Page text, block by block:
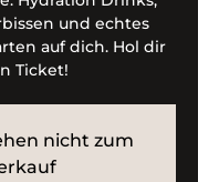
und echtes
auf dich. Hol dir
Ticket!
nicht zum